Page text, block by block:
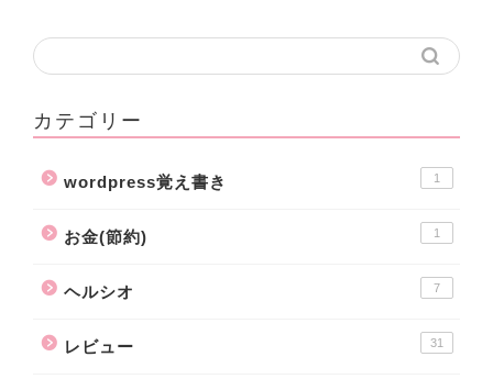
カテゴリー
wordpress覚え書き 1
お金(節約) 1
ヘルシオ 7
レビュー 31